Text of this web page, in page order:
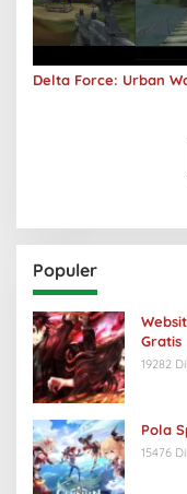
Delta Force: Urban
Populer
Gratis
19282
Pola
15476